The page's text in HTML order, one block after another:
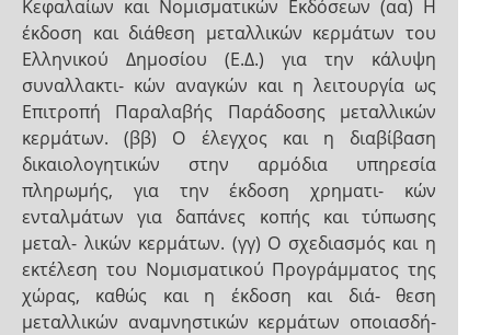
Κεφαλαίων και Νομισματικών Εκδόσεων (αα) Η
έκδοση και διάθεση μεταλλικών κερμάτων του
Ελληνικού Δημοσίου (Ε.Δ.) για την κάλυψη
συναλλακτι- κών αναγκών και η λειτουργία ως
Επιτροπή Παραλαβής Παράδοσης μεταλλικών
κερμάτων. (ββ) Ο έλεγχος και η διαβίβαση
δικαιολογητικών στην αρμόδια υπηρεσία
πληρωμής, για την έκδοση χρηματι- κών
ενταλμάτων για δαπάνες κοπής και τύπωσης
μεταλ- λικών κερμάτων. (γγ) Ο σχεδιασμός και η
εκτέλεση του Νομισματικού Προγράμματος της
χώρας, καθώς και η έκδοση και διά- θεση
μεταλλικών αναμνηστικών κερμάτων οποιασδή-